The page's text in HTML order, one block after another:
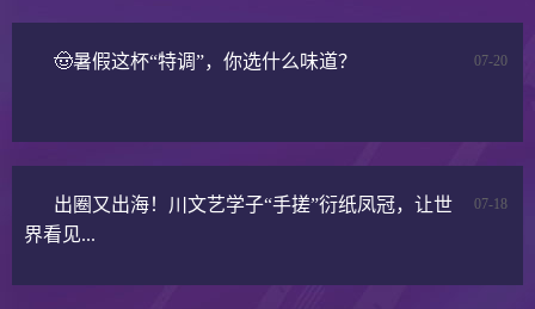
07-20
🤠暑假这杯“特调”，你选什么味道？
07-18
出圈又出海！川文艺学子“手搓”衍纸凤冠，让世
界看见...